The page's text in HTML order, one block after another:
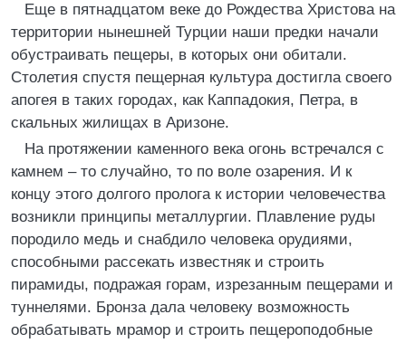
Еще в пятнадцатом веке до Рождества Христова на
территории нынешней Турции наши предки начали
обустраивать пещеры, в которых они обитали.
Столетия спустя пещерная культура достигла своего
апогея в таких городах, как Каппадокия, Петра, в
скальных жилищах в Аризоне.
На протяжении каменного века огонь встречался с
камнем – то случайно, то по воле озарения. И к
концу этого долгого пролога к истории человечества
возникли принципы металлургии. Плавление руды
породило медь и снабдило человека орудиями,
способными рассекать известняк и строить
пирамиды, подражая горам, изрезанным пещерами и
туннелями. Бронза дала человеку возможность
обрабатывать мрамор и строить пещероподобные